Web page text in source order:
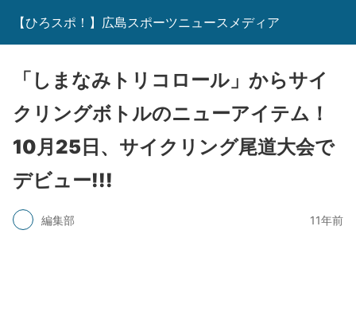
【ひろスポ！】広島スポーツニュースメディア
「しまなみトリコロール」からサイ
クリングボトルのニューアイテム！
10月25日、サイクリング尾道大会で
デビュー!!!
編集部 11年前